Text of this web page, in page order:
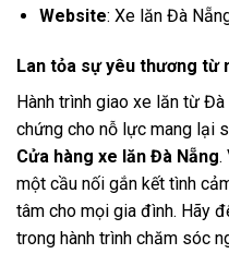
Website: Xe lăn Đà
Lan tỏa sự yêu thương từ
Hành trình giao xe lăn từ
chứng cho nỗ lực mang lại
Cửa hàng xe lăn Đà Nẵng.
một cầu nối gắn kết tình
tâm cho mọi gia đình. Hãy
trong hành trình chăm sóc